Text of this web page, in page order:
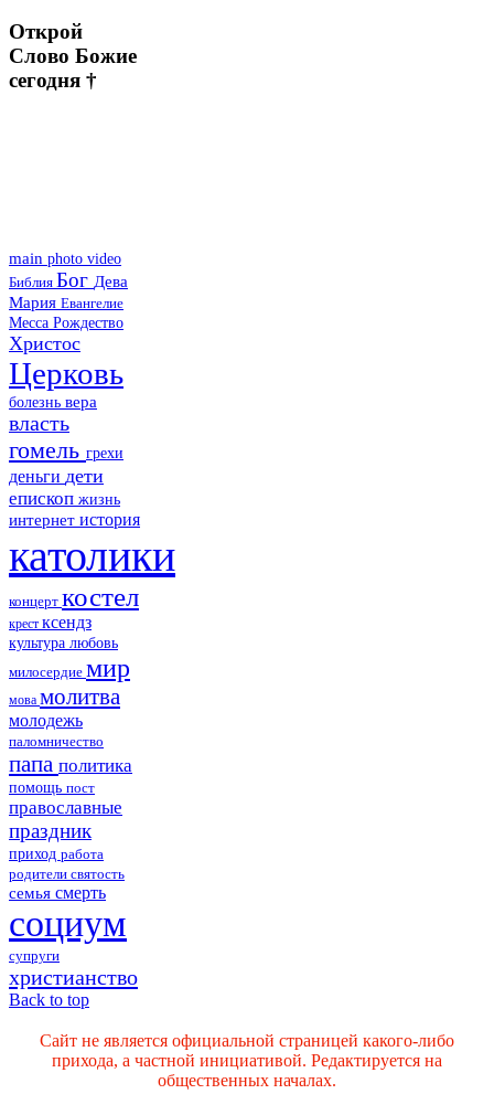
Открой
Слово Божие
сегодня †
main photo video
Библия Бог Дева
Мария Евангелие
Месса Рождество
Христос
Церковь
болезнь вера
власть
гомель грехи
деньги дети
епископ жизнь
интернет история
католики
концерт костел
крест ксендз
культура любовь
милосердие мир
мова молитва
молодежь
паломничество
папа политика
помощь пост
православные
праздник
приход работа
родители святость
семья смерть
социум
супруги
христианство
Back to top
Сайт не является официальной страницей какого-либо
прихода, а частной инициативой. Редактируется на
общественных началах.